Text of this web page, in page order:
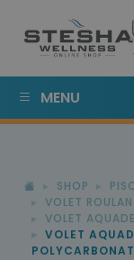
MENU
SHOP
VOLET
VOLET
VOLET